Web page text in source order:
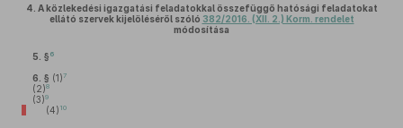
4. A közlekedési igazgatási feladatokkal összefüggő hatósági feladatokat
ellátó szervek kijelöléséről szóló 382/2016. (XII. 2.) Korm. rendelet
módosítása
5. § 6
6. § (1)7
(2)8
(3)9
(4) 10